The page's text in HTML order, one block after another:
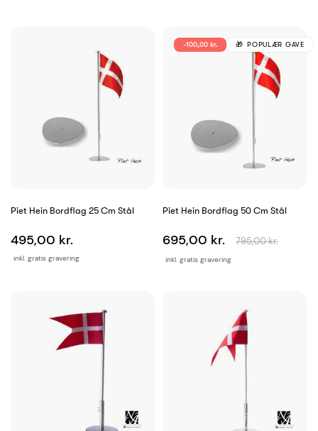
Piet Hein Bordflag 25 Cm Stål
inkl. gratis gravering
495,00 kr.
Piet Hein Bordflag 50 Cm Stål
inkl. gratis gravering
695,00 kr. 795,00 kr.
-100,00 kr. POPULÆR GAVE